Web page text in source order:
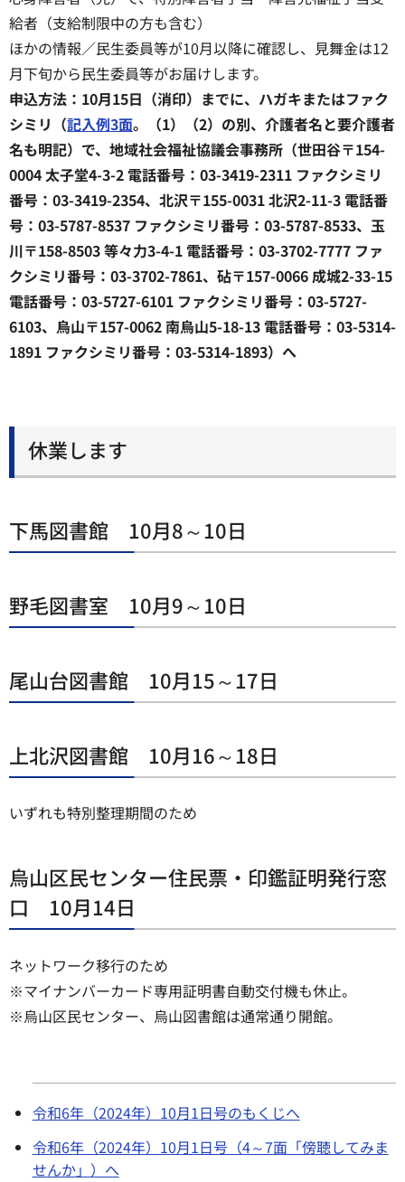
給者（支給制限中の方も含む）
ほかの情報／民生委員等が10月以降に確認し、見舞金は12
月下旬から民生委員等がお届けします。
申込方法：10月15日（消印）までに、ハガキまたはファク
シミリ（記入例3面。（1）（2）の別、介護者名と要介護者
名も明記）で、地域社会福祉協議会事務所（世田谷〒154-
0004 太子堂4-3-2 電話番号：03-3419-2311 ファクシミリ
番号：03-3419-2354、北沢〒155-0031 北沢2-11-3 電話番
号：03-5787-8537 ファクシミリ番号：03-5787-8533、玉
川〒158-8503 等々力3-4-1 電話番号：03-3702-7777 ファ
クシミリ番号：03-3702-7861、砧〒157-0066 成城2-33-15
電話番号：03-5727-6101 ファクシミリ番号：03-5727-
6103、烏山〒157-0062 南烏山5-18-13 電話番号：03-5314-
1891 ファクシミリ番号：03-5314-1893）へ
休業します
下馬図書館 10月8～10日
野毛図書室 10月9～10日
尾山台図書館 10月15～17日
上北沢図書館 10月16～18日
いずれも特別整理期間のため
烏山区民センター住民票・印鑑証明発行窓
口 10月14日
ネットワーク移行のため
※マイナンバーカード専用証明書自動交付機も休止。
※烏山区民センター、烏山図書館は通常通り開館。
令和6年（2024年）10月1日号のもくじへ
令和6年（2024年）10月1日号（4～7面「傍聴してみま
せんか」）へ